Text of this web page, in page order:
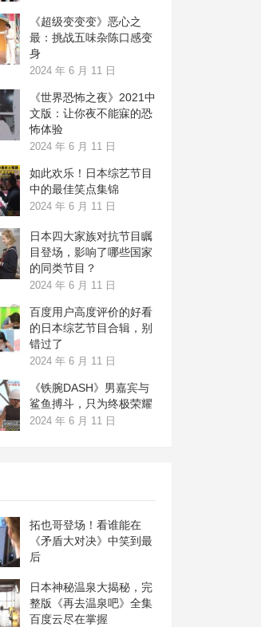
《超级变变变》恶心之
最：挑战五味杂陈口感变
身
2024 年 6 月 11 日
《世界恐怖之夜》2021中
文版：让你夜不能寐的恐
怖体验
2024 年 6 月 11 日
如此欢乐！日本综艺节目
中的最佳笑点集锦
2024 年 6 月 11 日
日本四大家族对抗节目瞩
目登场，影响了哪些国家
的同类节目？
2024 年 6 月 11 日
百度用户高度评价的好看
的日本综艺节目合辑，别
错过了
2024 年 6 月 11 日
《铁腕DASH》男嘉宾与
鲨鱼搏斗，只为终极荣耀
2024 年 6 月 11 日
拓也哥登场！看谁能在
《矛盾大对决》中笑到最
后
日本神秘温泉大揭秘，完
整版《再去温泉吧》全集
百度云尽在掌握